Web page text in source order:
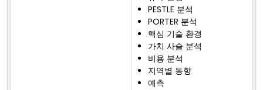
PESTLE 분석
PORTER 분석
핵심 기술 환경
가치 사슬 분석
비용 분석
지역별 동향
예측